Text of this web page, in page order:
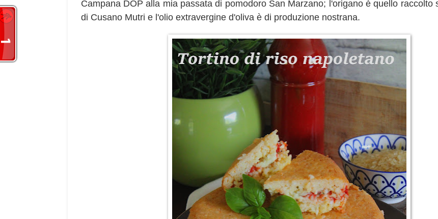
Campana DOP alla mia passata di pomodoro San Marzano; l'origano è quello raccolto
di Cusano Mutri e l'olio extravergine d'oliva è di produzione nostrana.